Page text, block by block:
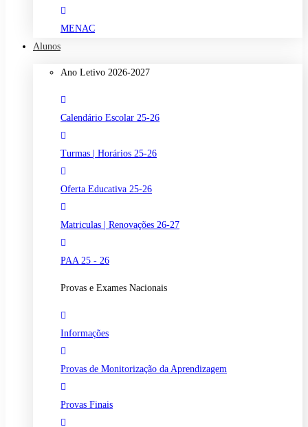
MENAC
Alunos
Ano Letivo 2026-2027
Calendário Escolar 25-26
Turmas | Horários 25-26
Oferta Educativa 25-26
Matriculas | Renovações 26-27
PAA 25 - 26
Provas e Exames Nacionais
Informações
Provas de Monitorização da Aprendizagem
Provas Finais